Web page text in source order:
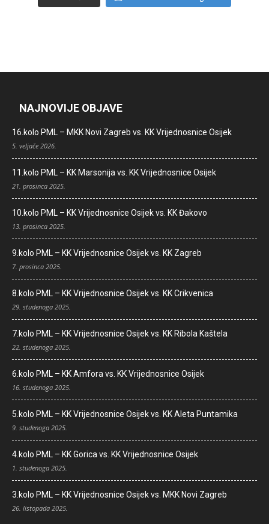
NAJNOVIJE OBJAVE
16.kolo PML – MKK Novi Zagreb vs. KK Vrijednosnice Osijek
5. veljače 2026.
11.kolo PML – KK Marsonija vs. KK Vrijednosnice Osijek
21. prosinca 2025.
10.kolo PML – KK Vrijednosnice Osijek vs. KK Đakovo
13. prosinca 2025.
9.kolo PML – KK Vrijednosnice Osijek vs. KK Zagreb
7. prosinca 2025.
8.kolo PML – KK Vrijednosnice Osijek vs. KK Crikvenica
29. studenoga 2025.
7.kolo PML – KK Vrijednosnice Osijek vs. KK Ribola Kaštela
22. studenoga 2025.
6.kolo PML – KK Amfora vs. KK Vrijednosnice Osijek
16. studenoga 2025.
5.kolo PML – KK Vrijednosnice Osijek vs. KK Aleta Puntamika
9. studenoga 2025.
4.kolo PML – KK Gorica vs. KK Vrijednosnice Osijek
1. studenoga 2025.
3.kolo PML – KK Vrijednosnice Osijek vs. MKK Novi Zagreb
26. listopada 2025.